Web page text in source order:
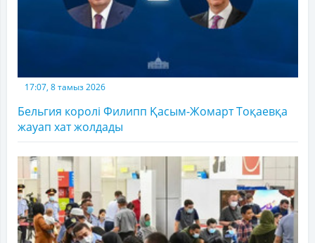
17:07, 8 тамыз 2026
Бельгия королі Филипп Қасым-Жомарт Тоқаевқа
жауап хат жолдады